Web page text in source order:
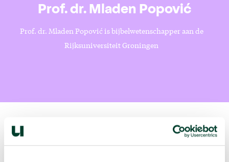
Prof. dr. Mladen Popović
Prof. dr. Mladen Popović is bijbelwetenschapper aan de
Rijksuniversiteit Groningen